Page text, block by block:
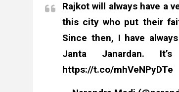
Rajkot will always have a
this city who put their
Since then, I have
Janta Janardan.
https://t.co/mhVeNPyDTe